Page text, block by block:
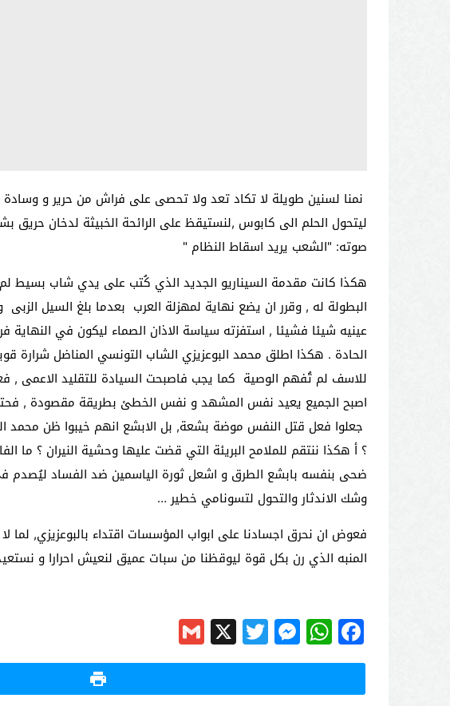
نمنا لسنين طويلة لا تكاد تعد ولا تحصى على فراش من حرير و
ليتحول الحلم الى كابوس ,لنستيقظ على الرائحة الخبيثة لدخان حريق
صوته: "الشعب يريد اسقاط النظام "
هكذا كانت مقدمة السيناريو الجديد الذي كُتب على يدي شاب بسيط
البطولة له , وقرر ان يضع نهاية لمهزلة العرب بعدما بلغ السيل
عينيه شيئا فشيئا , استفزته سياسة الاذان الصماء ليكون في النهاية
الحادة . هكذا اطلق محمد البوعزيزي الشاب التونسي المناضل شرارة
للاسف لم تُفهم الوصية كما يجب فاصبحت السيادة للتقليد الاعمى ,
اصبح الجميع يعيد نفس المشهد و نفس الخطئ بطريقة مقصودة ,
جعلوا فعل قتل النفس موضة بشعة, بل الابشع انهم خيبوا ظن محمد
؟ أ هكذا ننتقم للملامح البريئة التي قضت عليها وحشية النيران ؟ ما
ضحى بنفسه بابشع الطرق و اشعل ثورة الياسمين ضد الفساد ليُصدم
وشك الاندثار والتحول لتسونامي خطير …
فعوض ان نحرق اجسادنا على ابواب المؤسسات اقتداء بالبوعزيزي, لما
المنبه الذي رن بكل قوة ليوقظنا من سبات عميق لنعيش احرارا و
Facebook
WhatsApp
Messenger
Twitter
X
Gmail